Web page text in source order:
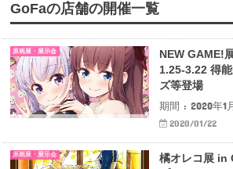
GoFaの店舗の開催一覧
原画展・展示会
NEW GAME!
1.25-3.22 得
ズ等登場
期間 : 2020年1
2020/01/22
原画展・展示会
橘オレコ展 in